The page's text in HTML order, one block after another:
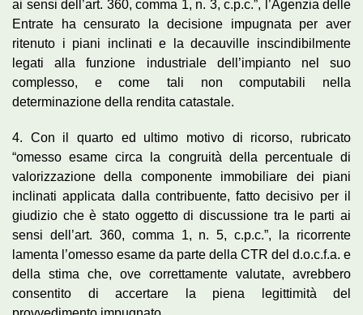
ai sensi dell’art. 360, comma 1, n. 3, c.p.c.”, l’Agenzia delle
Entrate ha censurato la decisione impugnata per aver
ritenuto i piani inclinati e la decauville inscindibilmente
legati alla funzione industriale dell’impianto nel suo
complesso, e come tali non computabili nella
determinazione della rendita catastale.
4. Con il quarto ed ultimo motivo di ricorso, rubricato
“omesso esame circa la congruità della percentuale di
valorizzazione della componente immobiliare dei piani
inclinati applicata dalla contribuente, fatto decisivo per il
giudizio che è stato oggetto di discussione tra le parti ai
sensi dell’art. 360, comma 1, n. 5, c.p.c.”, la ricorrente
lamenta l’omesso esame da parte della CTR del d.o.c.f.a. e
della stima che, ove correttamente valutate, avrebbero
consentito di accertare la piena legittimità del